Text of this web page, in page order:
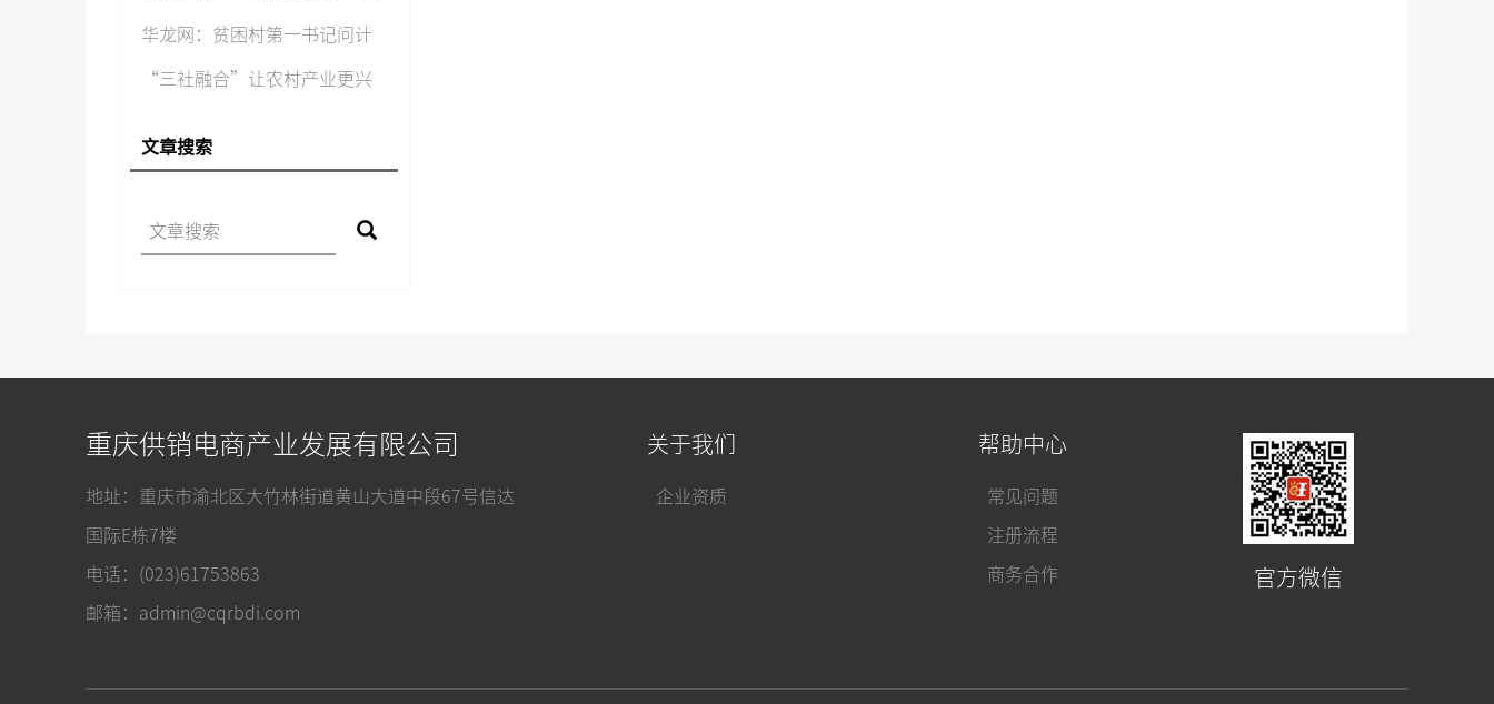
华龙网：贫困村第一书记问计
“三社融合”让农村产业更兴
文章搜索
重庆供销电商产业发展有限公司
地址：重庆市渝北区大竹林街道黄山大道中段67号信达
国际E栋7楼
电话：(023)61753863
邮箱：admin@cqrbdi.com
关于我们
企业资质
帮助中心
常见问题
注册流程
商务合作 官方微信